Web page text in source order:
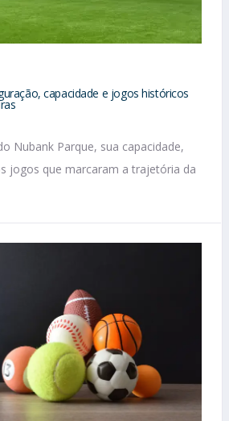
capacidade e jogos históricos
Nubank Parque, sua capacidade,
jogos que marcaram a trajetória da